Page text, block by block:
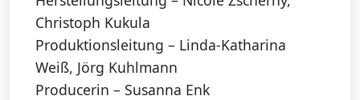
Christoph Kukula
Produktionsleitung – Linda-Katharina
Weiß, Jörg Kuhlmann
Producerin – Susanna Enk